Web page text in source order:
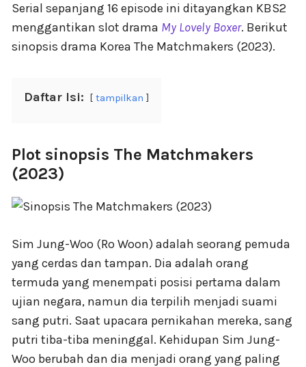
Serial sepanjang 16 episode ini ditayangkan KBS2
menggantikan slot drama My Lovely Boxer. Berikut
sinopsis drama Korea The Matchmakers (2023).
Daftar Isi: tampilkan
Plot sinopsis The Matchmakers
(2023)
Sim Jung-Woo (Ro Woon) adalah seorang pemuda
yang cerdas dan tampan. Dia adalah orang
termuda yang menempati posisi pertama dalam
ujian negara, namun dia terpilih menjadi suami
sang putri. Saat upacara pernikahan mereka, sang
putri tiba-tiba meninggal. Kehidupan Sim Jung-
Woo berubah dan dia menjadi orang yang paling